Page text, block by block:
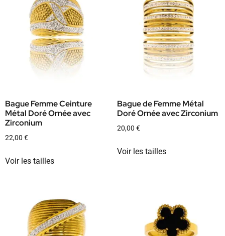
Bague Femme Ceinture
Métal Doré Ornée avec
Zirconium
22,00 €
Voir les tailles
Bague de Femme Métal
Doré Ornée avec Zirconium
20,00 €
Voir les tailles